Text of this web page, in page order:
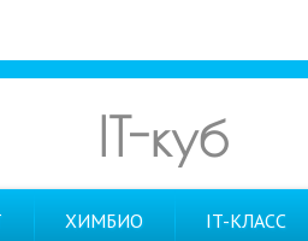
IT-куб
ХИМБИО IT-КЛАСС